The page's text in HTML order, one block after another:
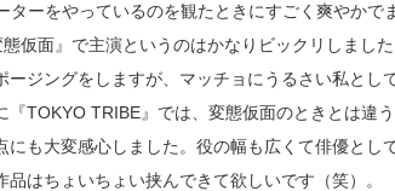
ーをやっているのを観たときにすごく爽やかで
仮面』で主演というのはかなりビックリしまし
ジングをしますが、マッチョにうるさい私とし
TOKYO TRIBE』では、変態仮面のときとは違
にも大変感心しました。役の幅も広くて俳優とし
はちょいちょい挟んできて欲しいです（笑）。